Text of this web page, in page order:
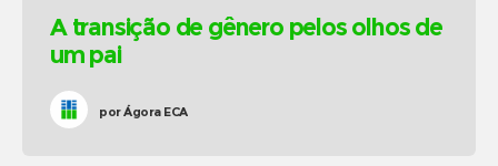
A transição de gênero pelos olhos de
um pai
porÁgora ECA